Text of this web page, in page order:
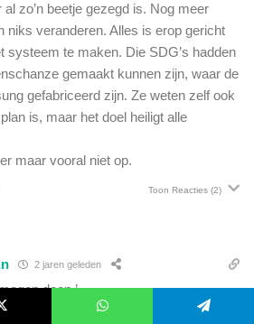
zo’n beetje gezegd is. Nog meer
niks veranderen. Alles is erop gericht
systeem te maken. Die SDG’s hadden
gemaakt kunnen zijn, waar de
gefabriceerd zijn. Ze weten zelf ook
is, maar het doel heiligt alle
maar vooral niet op.
Toon Reacties (2)
2 jaren geleden
doen.’